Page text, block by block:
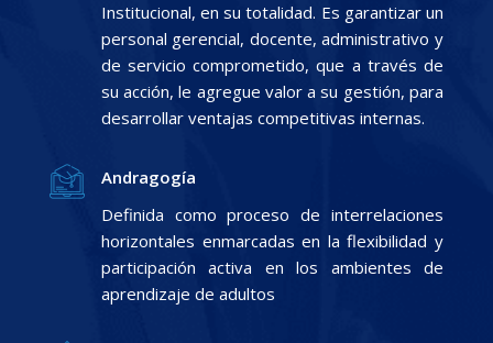
Institucional, en su totalidad. Es garantizar un
personal gerencial, docente, administrativo y
de servicio comprometido, que a través de
su acción, le agregue valor a su gestión, para
desarrollar ventajas competitivas internas.
Andragogía
Definida como proceso de interrelaciones
horizontales enmarcadas en la flexibilidad y
participación activa en los ambientes de
aprendizaje de adultos